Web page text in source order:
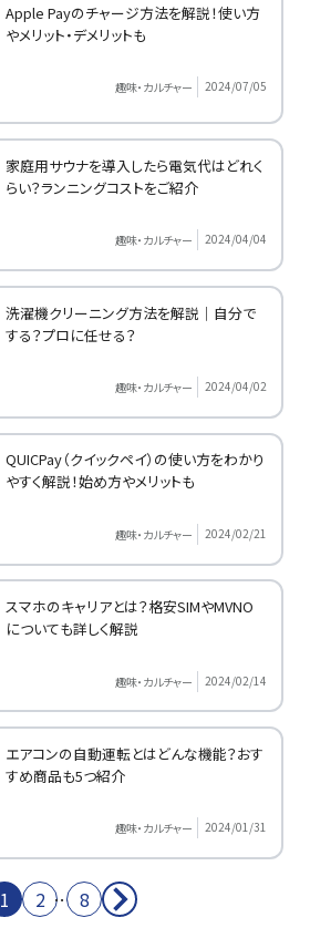
Apple Payのチャージ方法を解説！使い方
やメリット・デメリットも
趣味・カルチャー 2024/07/05
家庭用サウナを導入したら電気代はどれく
らい？ランニングコストをご紹介
趣味・カルチャー 2024/04/04
洗濯機クリーニング方法を解説｜自分で
する？プロに任せる？
趣味・カルチャー 2024/04/02
QUICPay（クイックペイ）の使い方をわかり
やすく解説！始め方やメリットも
趣味・カルチャー 2024/02/21
スマホのキャリアとは？格安SIMやMVNO
についても詳しく解説
趣味・カルチャー 2024/02/14
エアコンの自動運転とはどんな機能？おす
すめ商品も5つ紹介
趣味・カルチャー 2024/01/31
1 2 … 8